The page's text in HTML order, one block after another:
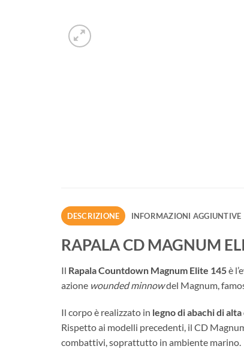
DESCRIZIONE INFORMAZIONI AGGIUNTIVE
RAPALA CD MAGNUM
Il Rapala Countdown Magnum Elite 145è
azione wounded minnowdel Magnum,
Il corpo è realizzato in legno di abachi di
Rispetto ai modelli precedenti, il CD
combattivi, soprattutto in ambiente marino.